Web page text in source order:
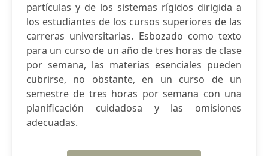
partículas y de los sistemas rígidos dirigida a
los estudiantes de los cursos superiores de las
carreras universitarias. Esbozado como texto
para un curso de un año de tres horas de clase
por semana, las materias esenciales pueden
cubrirse, no obstante, en un curso de un
semestre de tres horas por semana con una
planificación cuidadosa y las omisiones
adecuadas.